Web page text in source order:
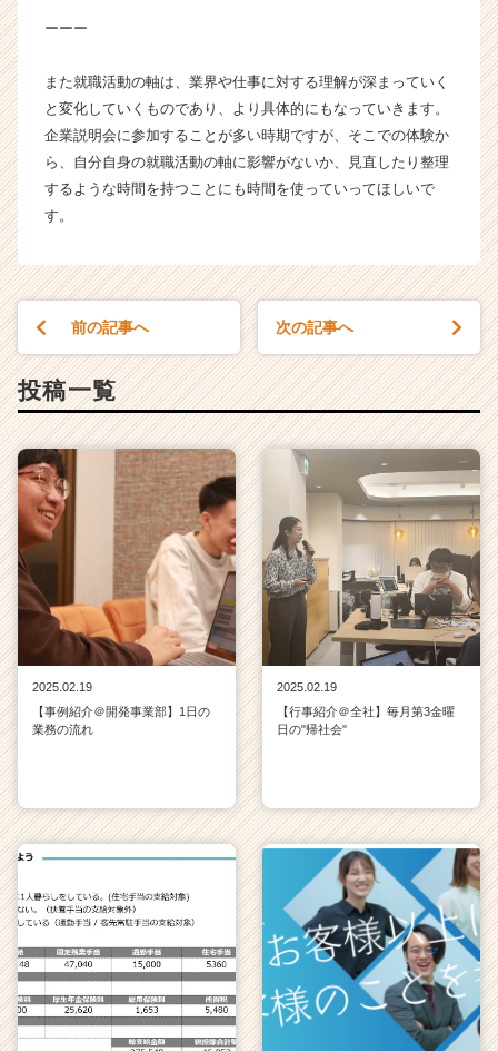
ーーー
また就職活動の軸は、業界や仕事に対する理解が深まっていく
と変化していくものであり、より具体的にもなっていきます。
企業説明会に参加することが多い時期ですが、そこでの体験か
ら、自分自身の就職活動の軸に影響がないか、見直したり整理
するような時間を持つことにも時間を使っていってほしいで
す。
前の記事へ 次の記事へ
投稿一覧
2025.02.19
【事例紹介＠開発事業部】1日の
業務の流れ
2025.02.19
【行事紹介＠全社】毎月第3金曜
日の"帰社会"